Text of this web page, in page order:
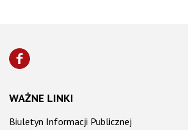
WAŻNE LINKI
Biuletyn Informacji Publicznej